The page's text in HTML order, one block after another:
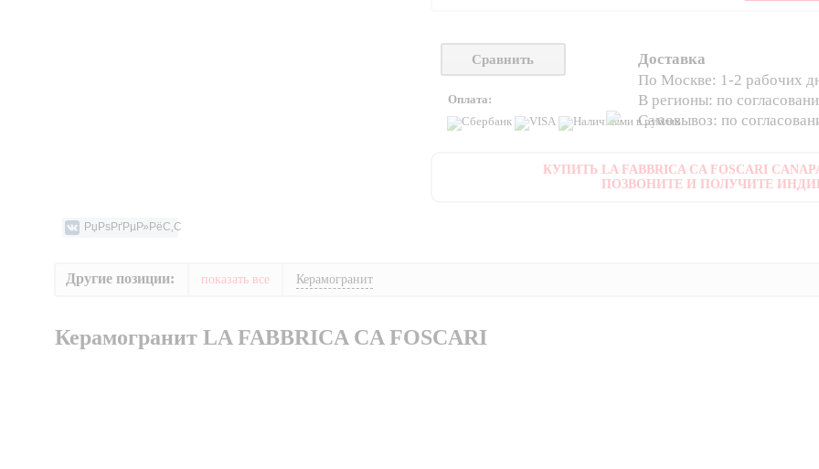
Сравнить
Оплата:
Доставка
По Москве: 1-2 рабочих
В регионы: по
Самовывоз: по
КУПИТЬ LA FABBRICA CA FOSCARI
ПОЗВОНИТЕ И ПОЛУЧИТЕ
Другие позиции: показать все Керамогранит
Керамогранит LA FABBRICA CA FOSCARI